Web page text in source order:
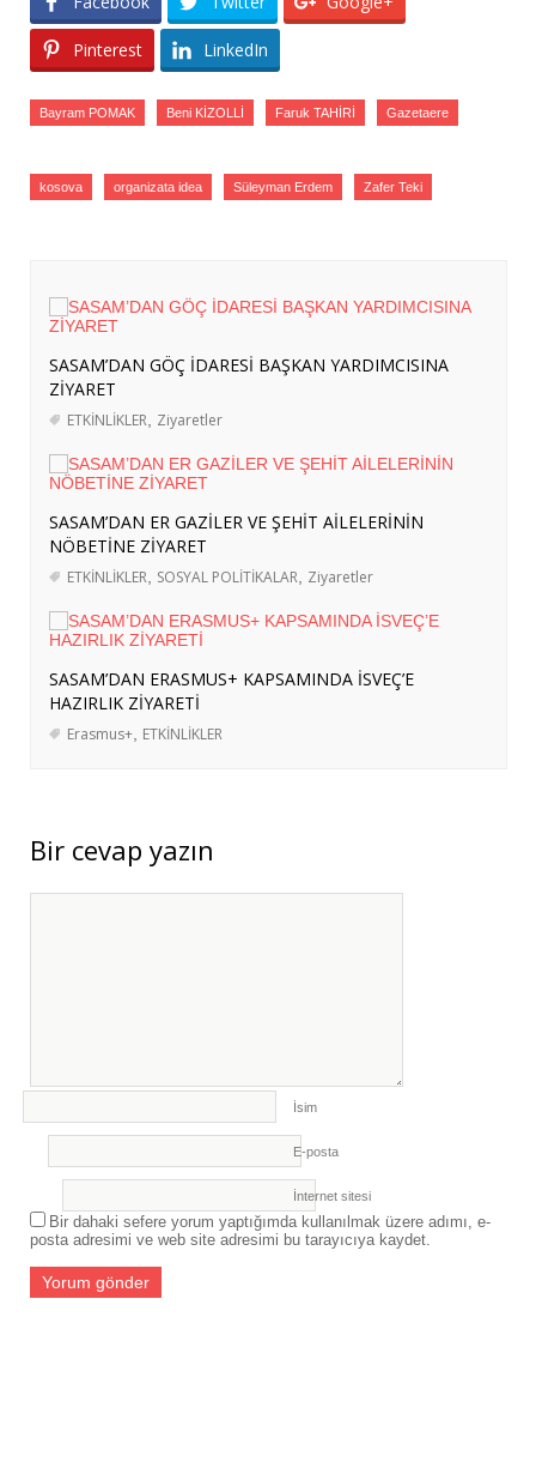
SUUDİ BASININDA YANKISI
2026
İSRAİL BASININDA “MEKKE ORTAK
SAVUNMA ANLAŞMASI” ALGISI - 8
İRAN BASININDA “MEKKE ORTAK
ERASMUS+ PROJEMİZ KAPSAMINDA
MAKEDONYA’YA ÖĞRENİCİ GRUP
HAREKETLİLİĞİ GERÇEKLEŞTİRİLDİ- 7
Ağustos 2026
SASAM’DAN GÖÇ İDARESİ BAŞKAN
YARDIMCISINA ZİYARET
- 7 Ağustos 2026
SASAM’DAN ER GAZİLER VE ŞEHİT
AİLELERİNİN NÖBETİNE ZİYARET- 6
Ağustos 2026
TÜRKİYE’NİN SOMALİ POLİTİKASI:
ASKERÎ DESTEKTEN STRATEJİK
ORTAKLIĞA- 4 Ağustos 2026
ERASMUS+ PROJEMİZ KAPSAMINDA
BERLİN’E KURS VE İŞBAŞI GÖZLEM
HAREKETLİLİKLERİ DÜZENLENDİ
HAREKETLİLİĞİ GERÇEKLEŞTİRİLDİ
Ağustos 2026
Pinterest LinkedIn
Bayram POMAK Beni KİZOLLİ Faruk TAHİRİ Gazetaere
kosova organizata idea Süleyman Erdem Zafer Teki
SASAM’DAN GÖÇ İDARESİ BAŞKAN YARDIMCISINA
ZİYARET
ETKİNLİKLER Ziyaretler
SASAM’DAN ER GAZİLER VE ŞEHİT AİLELERİNİN
NÖBETİNE ZİYARET
ETKİNLİKLER SOSYAL POLİTİKALAR Ziyaretler
SASAM’DAN ERASMUS+ KAPSAMINDA İSVEÇ’E
HAZIRLIK ZİYARETİ
Erasmus+ ETKİNLİKLER
Bir cevap yazın
İsim
E-posta
İnternet sitesi
Bir dahaki sefere yorum yaptığımda kullanılmak üzere adımı, e-
posta adresimi ve web site adresimi bu tarayıcıya kaydet.